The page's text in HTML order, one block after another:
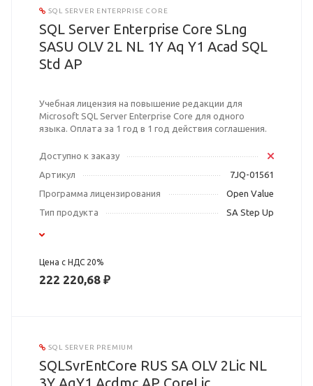
SQL SERVER ENTERPRISE CORE
SQL Server Enterprise Core SLng
SASU OLV 2L NL 1Y Aq Y1 Acad SQL
Std AP
Учебная лицензия на повышение редакции для
Microsoft SQL Server Enterprise Core для одного
языка. Оплата за 1 год в 1 год действия соглашения.
Доступно к заказу
Артикул
7JQ-01561
Программа лицензирования
Open Value
Тип продукта
SA Step Up
Цена с НДС 20%
222 220,68 ₽
SQL SERVER PREMIUM
SQLSvrEntCore RUS SA OLV 2Lic NL